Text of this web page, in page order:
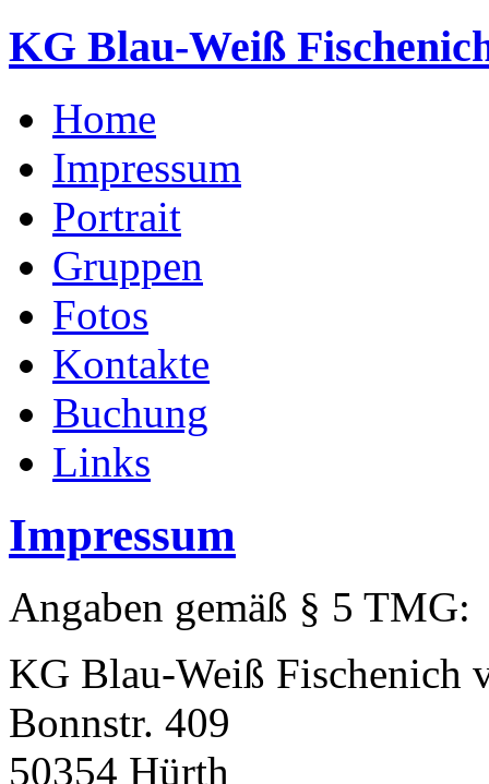
KG Blau-Weiß
Home
Impressum
Portrait
Gruppen
Fotos
Kontakte
Buchung
Links
Impressum
Angaben gemäß § 5 TMG:
KG Blau-Weiß Fischenich
Bonnstr. 409
50354 Hürth